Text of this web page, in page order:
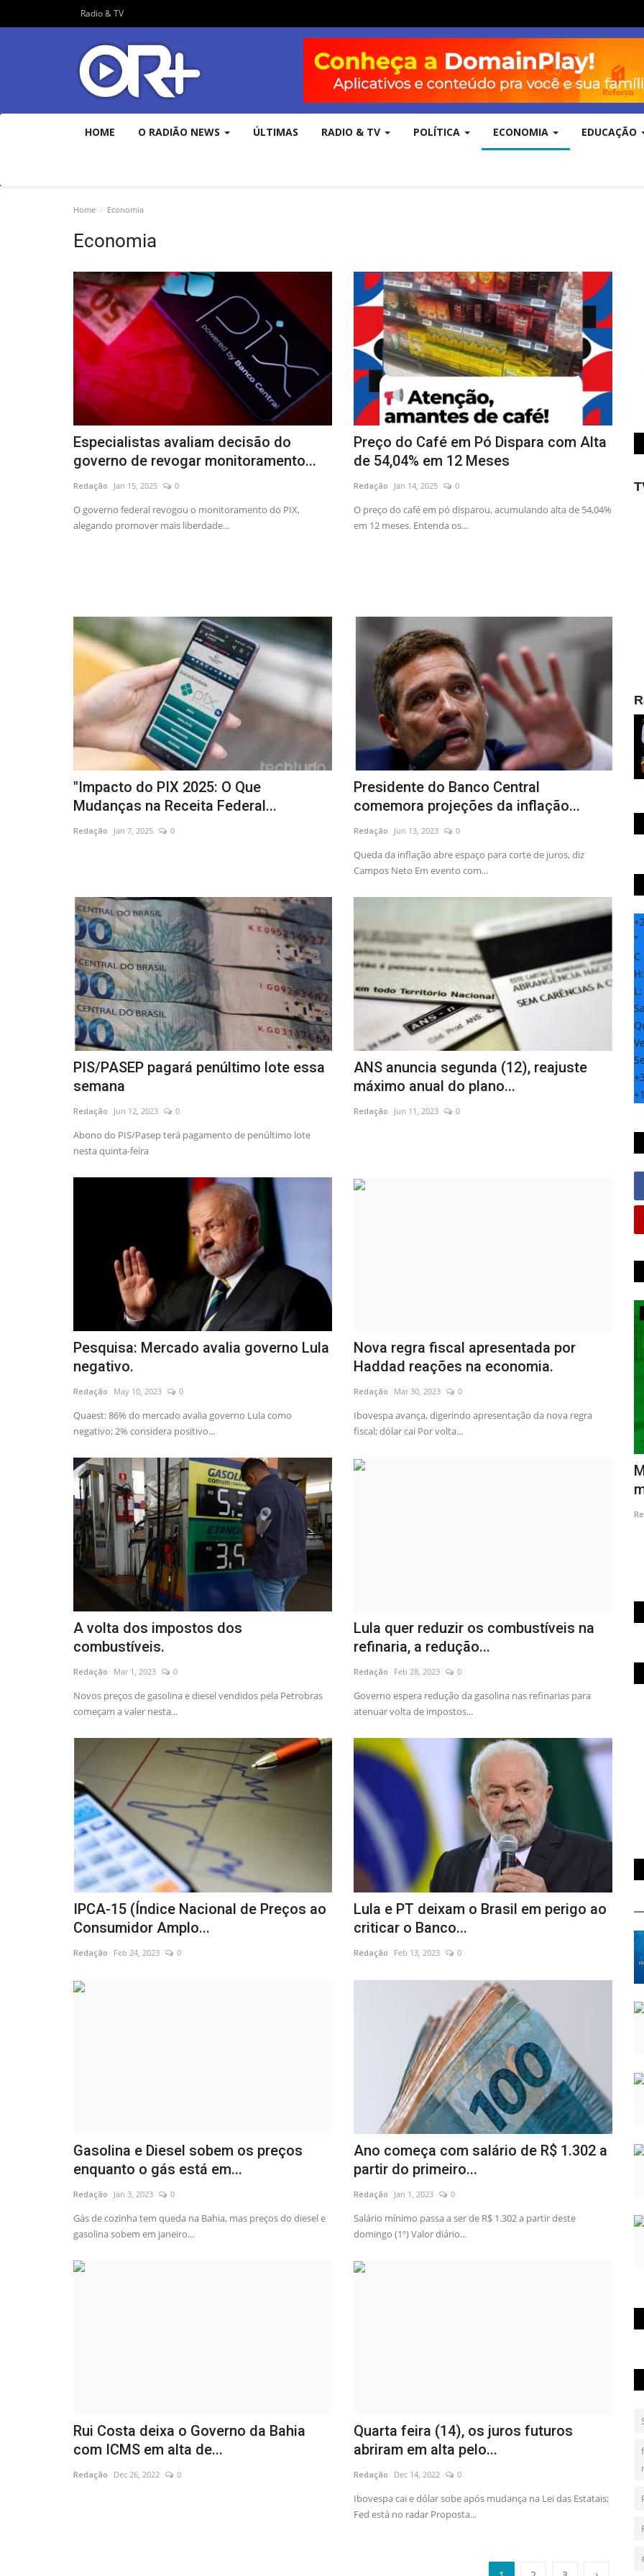
Radio & TV
HOME O RADIÃO NEWS ÚLTIMAS RADIO & TV POLÍTICA ECONOMIA EDUCAÇÃO
Home Economia
Economia
Especialistas avaliam decisão do
governo de revogar monitoramento...
Redação Jan 15, 2025 0
O governo federal revogou o monitoramento do PIX,
alegando promover mais liberdade...
Preço do Café em Pó Dispara com Alta
de 54,04% em 12 Meses
Redação Jan 14, 2025 0
O preço do café em pó disparou, acumulando alta de 54,04%
em 12 meses. Entenda os...
"Impacto do PIX 2025: O Que
Mudanças na Receita Federal...
Redação Jan 7, 2025 0
Presidente do Banco Central
comemora projeções da inflação...
Redação Jun 13, 2023 0
Queda da inflação abre espaço para corte de juros, diz
Campos Neto Em evento com...
PIS/PASEP pagará penúltimo lote essa
semana
Redação Jun 12, 2023 0
Abono do PIS/Pasep terá pagamento de penúltimo lote
nesta quinta-feira
ANS anuncia segunda (12), reajuste
máximo anual do plano...
Redação Jun 11, 2023 0
Pesquisa: Mercado avalia governo Lula
negativo.
Redação May 10, 2023 0
Quaest: 86% do mercado avalia governo Lula como
negativo; 2% considera positivo...
Nova regra fiscal apresentada por
Haddad reações na economia.
Redação Mar 30, 2023 0
Ibovespa avança, digerindo apresentação da nova regra
fiscal; dólar cai Por volta...
A volta dos impostos dos
combustíveis.
Redação Mar 1, 2023 0
Novos preços de gasolina e diesel vendidos pela Petrobras
começam a valer nesta...
Lula quer reduzir os combustíveis na
refinaria, a redução...
Redação Feb 28, 2023 0
Governo espera redução da gasolina nas refinarias para
atenuar volta de impostos...
IPCA-15 (Índice Nacional de Preços ao
Consumidor Amplo...
Redação Feb 24, 2023 0
Lula e PT deixam o Brasil em perigo ao
criticar o Banco...
Redação Feb 13, 2023 0
Gasolina e Diesel sobem os preços
enquanto o gás está em...
Redação Jan 3, 2023 0
Gás de cozinha tem queda na Bahia, mas preços do diesel e
gasolina sobem em janeiro...
Ano começa com salário de R$ 1.302 a
partir do primeiro...
Redação Jan 1, 2023 0
Salário mínimo passa a ser de R$ 1.302 a partir deste
domingo (1º) Valor diário...
Rui Costa deixa o Governo da Bahia
com ICMS em alta de...
Redação Dec 26, 2022 0
Quarta feira (14), os juros futuros
abriram em alta pelo...
Redação Dec 14, 2022 0
Ibovespa cai e dólar sobe após mudança na Lei das Estatais;
Fed está no radar Proposta...
+
°
C
H:
L:
+
+
reúne
Saúde
Pagamento do piso da enfermagem
tem primeiro repasse do...
Redação Aug 21, 2023 0
Ministério da Saúde faz primeiro repasse de recurso
complementar para estados e...